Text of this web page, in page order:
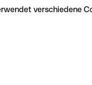
verschiedene